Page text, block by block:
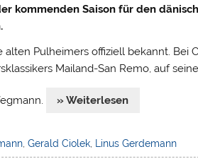
kommenden Saison für den
Pulheimers offiziell bekannt. Bei
Mailand-San Remo, auf
» Weiterlesen
, Gerald Ciolek, Linus Gerdemann